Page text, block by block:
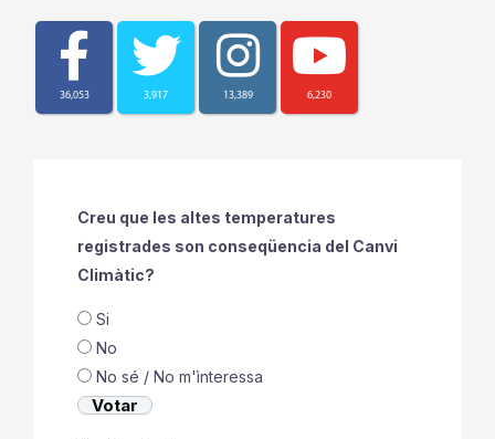
36,053 3,917 13,389 6,230
Creu que les altes temperatures
registrades son conseqüencia del Canvi
Climàtic?
Si
No
No sé / No m'ìnteressa